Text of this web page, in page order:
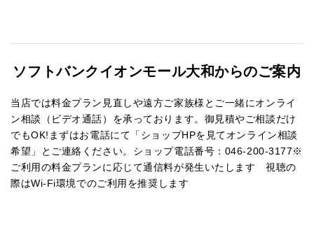
ソフトバンクイオンモール大和からのご案内
当店では料金プラン見直しや遠方ご家族様とご一緒にオンライ
ン相談（ビデオ通話）を承っております。御見積やご相談だけ
でもOK!まずはお電話にて「ショップHPを見てオンライン相談
希望」とご連絡ください。ショップ電話番号：046-200-3177※
ご利用の料金プランに応じて通信料が発生いたします 視聴の
際はWi-Fi環境でのご利用を推奨します